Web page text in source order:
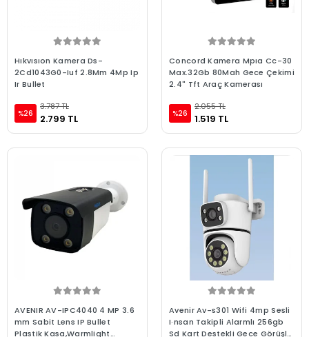
Hıkvısıon Kamera Ds-
2Cd1043G0-Iuf 2.8Mm 4Mp Ip
Ir Bullet
%26
3.787 TL
2.799 TL
Concord Kamera Mpıa Cc-30
Max.32Gb 80Mah Gece Çekimi
2.4" Tft Araç Kamerası
%26
2.055 TL
1.519 TL
AVENIR AV-IPC4040 4 MP 3.6
mm Sabit Lens IP Bullet
Plastik Kasa,Warmlight
Avenir Av-s301 Wifi 4mp Sesli
I·nsan Takipli Alarmlı 256gb
Sd Kart Destekli Gece Görüşlü